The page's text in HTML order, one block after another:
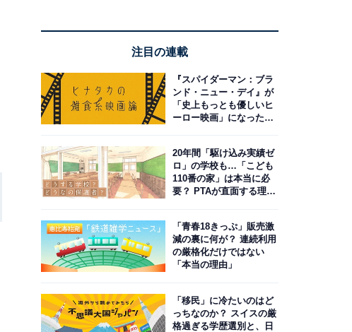
注目の連載
『スパイダーマン：ブラ
ンド・ニュー・デイ』が
「史上もっとも優しいヒ
ーロー映画」になった理
20年間「駆け込み実績ゼ
ロ」の学校も…「こども
110番の家」は本当に必
要？ PTAが直面する理想
「青春18きっぷ」販売激
減の裏に何が？ 連続利用
の厳格化だけではない
「本当の理由」
「移民」に冷たいのはど
っちなのか？ スイスの厳
格過ぎる学歴選別と、日